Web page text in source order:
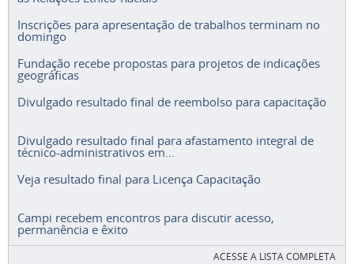
Inscrições para apresentação de trabalhos terminam no
domingo
Fundação recebe propostas para projetos de indicações
geográficas
Divulgado resultado final de reembolso para capacitação
Divulgado resultado final para afastamento integral de
técnico-administrativos em...
Veja resultado final para Licença Capacitação
Campi recebem encontros para discutir acesso,
permanência e êxito
ACESSE A LISTA COMPLETA